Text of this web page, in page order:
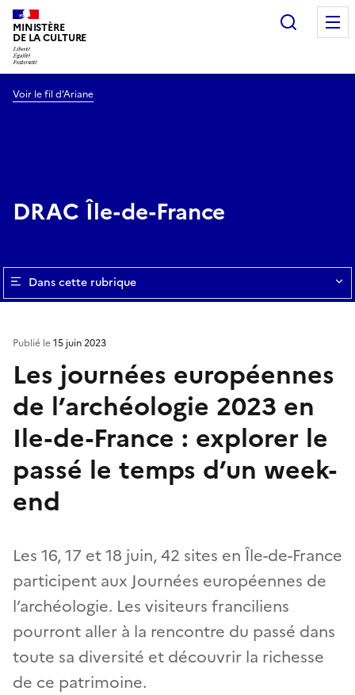
MINISTÈRE
DE LA CULTURE
Voir le fil d’Ariane
DRAC Île-de-France
Dans cette rubrique
Les journées européennes
de l’archéologie 2023 en
Ile-de-France : explorer le
passé le temps d’un week-
end
Les 16, 17 et 18 juin, 42 sites en Île-de-France
participent aux Journées européennes de
l’archéologie. Les visiteurs franciliens
pourront aller à la rencontre du passé dans
toute sa diversité et découvrir la richesse
de ce patrimoine.
Publié le15 juin 2023